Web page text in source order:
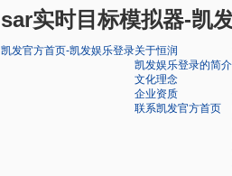
sar实时目标模拟器-凯
凯发官方首页-凯发娱乐登录关于恒润
凯发娱乐登录的简介
文化理念
企业资质
联系凯发官方首页